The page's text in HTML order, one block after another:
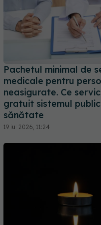
Pachetul minimal de
medicale pentru
neasigurate. Ce
gratuit sistemul
sănătate
19 iul 2026, 11:24